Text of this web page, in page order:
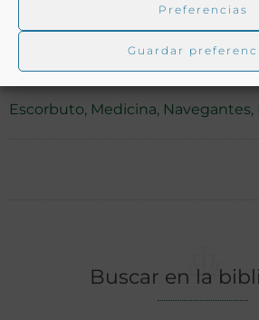
Preferencias
Guardar
Dietética y nutrición,Ejército,
Ver más libros con las palabras
Escorbuto, Medicina, Navegantes,
Buscar en la